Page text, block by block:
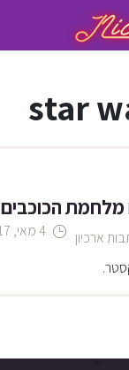
star
מלחמת הכוכבים
ארכיון
4 מאי, 2017